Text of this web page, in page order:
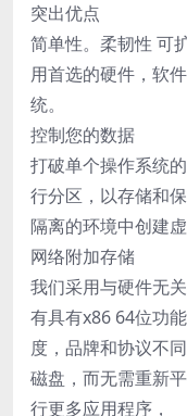
突出优点
简单性。柔韧性 可
用首选的硬件，软
统。
控制您的数据
打破单个操作系统
行分区，以存储和
隔离的环境中创建虚
网络附加存储
我们采用与硬件无
有具有x86 64位功
度，品牌和协议不
磁盘，而无需重新
行更多应用程序，